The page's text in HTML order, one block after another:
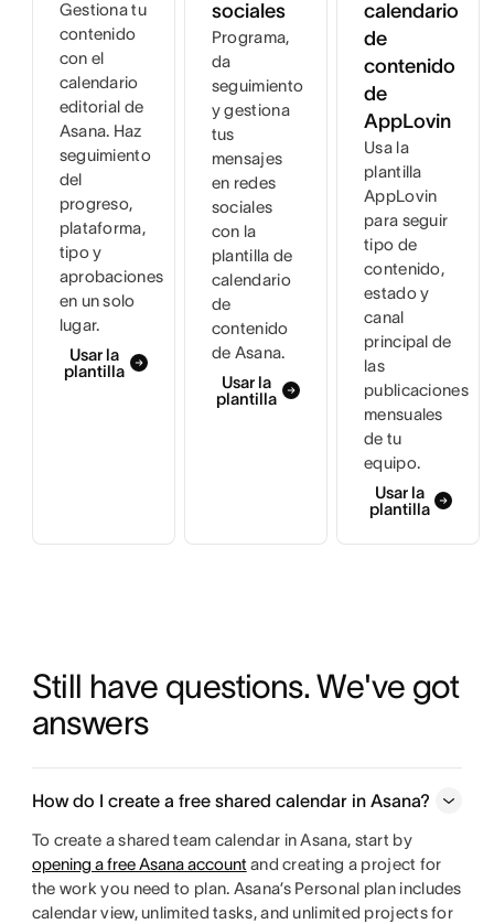
Gestiona tu
contenido
con el
calendario
editorial de
Asana. Haz
seguimiento
del
progreso,
plataforma,
tipo y
aprobaciones
en un solo
lugar.
Usar la
plantilla
sociales
Programa,
da
seguimiento
y gestiona
tus
mensajes
en redes
sociales
con la
plantilla de
calendario
de
contenido
de Asana.
Usar la
plantilla
calendario
de
contenido
de
AppLovin
Usa la
plantilla
AppLovin
para seguir
tipo de
contenido,
estado y
canal
principal de
las
publicaciones
mensuales
de tu
equipo.
Usar la
plantilla
Still have questions. We've got
answers
How do I create a free shared calendar in Asana?
To create a shared team calendar in Asana, start by
opening a free Asana account and creating a project for
the work you need to plan. Asana’s Personal plan includes
calendar view, unlimited tasks, and unlimited projects for